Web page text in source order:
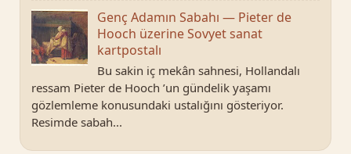
Genç Adamın Sabahı — Pieter de
Hooch üzerine Sovyet sanat
kartpostalı
Bu sakin iç mekân sahnesi, Hollandalı
ressam Pieter de Hooch ’un gündelik yaşamı
gözlemleme konusundaki ustalığını gösteriyor.
Resimde sabah...